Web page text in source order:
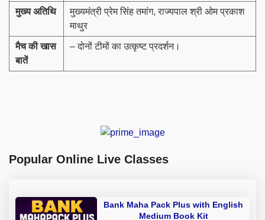
मुख्य अतिथि
मुख्यमंत्री प्रेम सिंह तमांग, राज्यपाल श्री ओम प्रकाश
माथुर
मैच की खास
बातें
– दोनों टीमों का उत्कृष्ट प्रदर्शन।
Popular Online Live Classes
Bank Maha Pack Plus with English
Medium Book Kit